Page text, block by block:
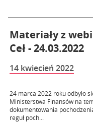
Materiały z
Ceł - 24.03.2022
14 kwiecień 2022
24 marca 2022 roku odbyło
Ministerstwa Finansów na
dokumentowania
reguł poch...